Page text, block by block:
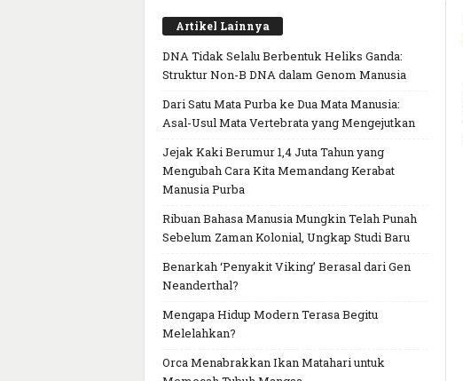
Artikel Lainnya
DNA Tidak Selalu Berbentuk Heliks Ganda:
Struktur Non-B DNA dalam Genom Manusia
Dari Satu Mata Purba ke Dua Mata Manusia:
Asal-Usul Mata Vertebrata yang Mengejutkan
Jejak Kaki Berumur 1,4 Juta Tahun yang
Mengubah Cara Kita Memandang Kerabat
Manusia Purba
Ribuan Bahasa Manusia Mungkin Telah Punah
Sebelum Zaman Kolonial, Ungkap Studi Baru
Benarkah ‘Penyakit Viking’ Berasal dari Gen
Neanderthal?
Mengapa Hidup Modern Terasa Begitu
Melelahkan?
Orca Menabrakkan Ikan Matahari untuk